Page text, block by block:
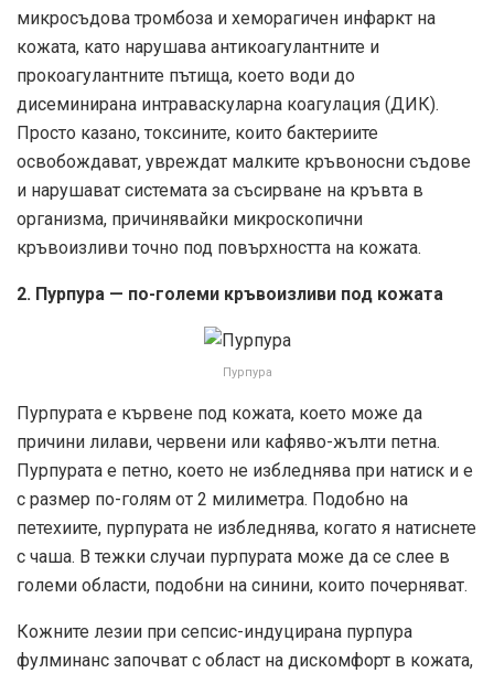
микросъдова тромбоза и хеморагичен инфаркт на
кожата, като нарушава антикоагулантните и
прокоагулантните пътища, което води до
дисеминирана интраваскуларна коагулация (ДИК).
Просто казано, токсините, които бактериите
освобождават, увреждат малките кръвоносни съдове
и нарушават системата за съсирване на кръвта в
организма, причинявайки микроскопични
кръвоизливи точно под повърхността на кожата.
2. Пурпура — по-големи кръвоизливи под кожата
Пурпура
Пурпурата е кървене под кожата, което може да
причини лилави, червени или кафяво-жълти петна.
Пурпурата е петно, което не избледнява при натиск и е
с размер по-голям от 2 милиметра. Подобно на
петехиите, пурпурата не избледнява, когато я натиснете
с чаша. В тежки случаи пурпурата може да се слее в
големи области, подобни на синини, които почерняват.
Кожните лезии при сепсис-индуцирана пурпура
фулминанс започват с област на дискомфорт в кожата,